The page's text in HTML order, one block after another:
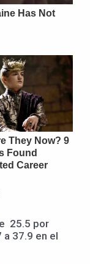
25.5 por
37.9 en el